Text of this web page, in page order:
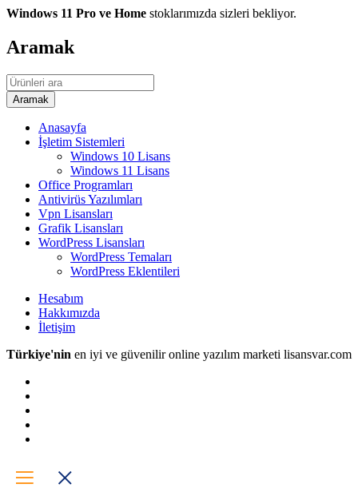
Windows 11 Pro ve Home stoklarımızda sizleri bekliyor.
Aramak
Anasayfa
İşletim Sistemleri
Windows 10 Lisans
Windows 11 Lisans
Office Programları
Antivirüs Yazılımları
Vpn Lisansları
Grafik Lisansları
WordPress Lisansları
WordPress Temaları
WordPress Eklentileri
Hesabım
Hakkımızda
İletişim
Türkiye'nin en iyi ve güvenilir online yazılım marketi lisansvar.com